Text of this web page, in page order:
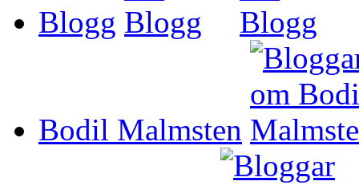
Blogg
Bodil Malmsten